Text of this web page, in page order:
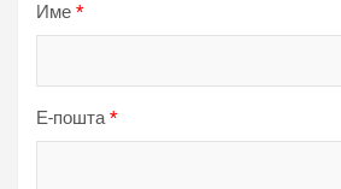
Име *
Е-пошта*